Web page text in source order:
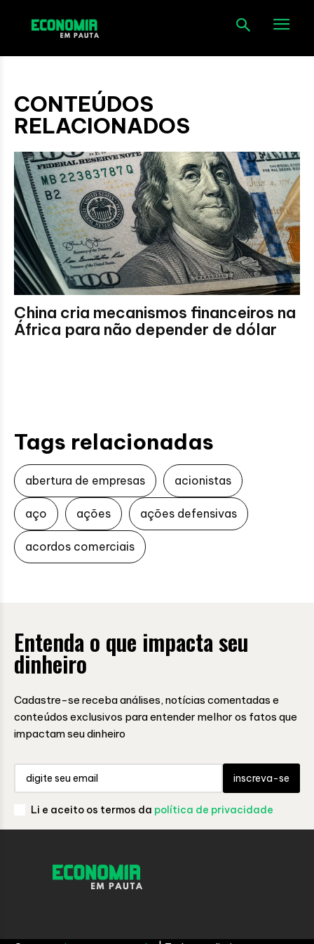
CONTEÚDOS
RELACIONADOS
China cria mecanismos financeiros na
África para não depender de dólar
Tags relacionadas
abertura de empresas acionistas
aço ações ações defensivas
acordos comerciais
Entenda o que impacta seu
dinheiro
Cadastre-se receba análises, notícias comentadas e
conteúdos exclusivos para entender melhor os fatos que
impactam seu dinheiro
inscreva-se
Li e aceito os termos da política de privacidade